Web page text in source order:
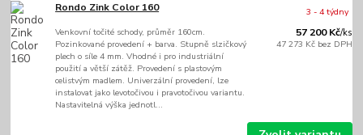
Rondo Zink Color 160
Venkovní točité schody, průměr 160cm.
Pozinkované provedení + barva. Stupně slzičkový
plech o síle 4 mm. Vhodné i pro industriální
použití a větší zátěž. Provedení s plastovým
celistvým madlem. Univerzální provedení, lze
instalovat jako levotočivou i pravotočivou variantu.
Nastavitelná výška jednotl...
57 200 Kč/ks
47 273 Kč bez DPH
3 - 4 týdny